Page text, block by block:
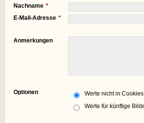
Nachname
E-Mail-Adresse
Anmerkungen
Optionen
Werte nicht in Cookies
Werte für künftige